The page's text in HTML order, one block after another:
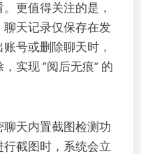
更值得关注的是，
天记录仅保存在发
号或删除聊天时，
实现 “阅后无痕” 的
天内置截图检测功
截图时，系统会立